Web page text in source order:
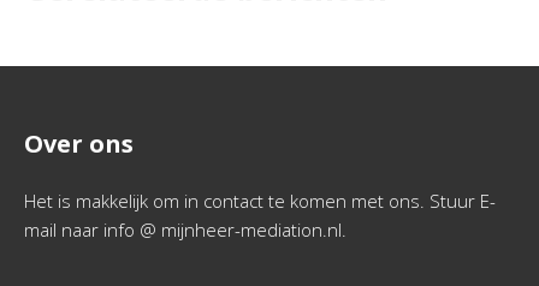
Over ons
Het is makkelijk om in contact te komen met ons. Stuur E-
mail naar info @ mijnheer-mediation.nl.